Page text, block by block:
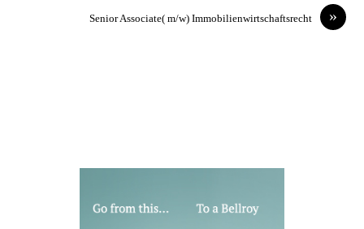
»
Senior Associate( m/w) Immobilienwirtschaftsrecht